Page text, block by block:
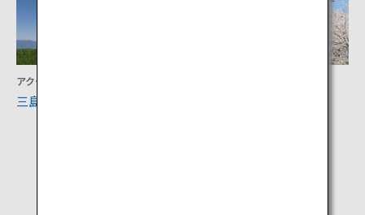
アクティビティ
三島スカイウォーク